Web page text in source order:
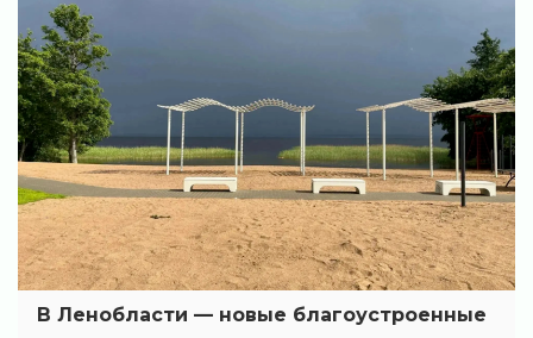
В Ленобласти — новые благоустроенные